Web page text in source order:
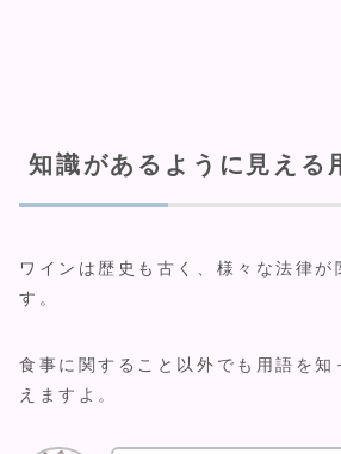
知識があるように見える
ワインは歴史も古く、様々な法律が
す。
食事に関すること以外でも用語を知
えますよ。